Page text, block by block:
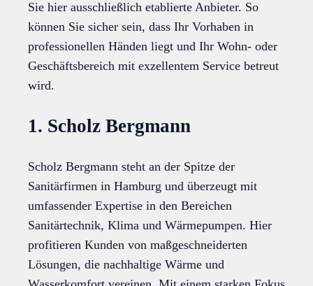
Sie hier ausschließlich etablierte Anbieter. So
können Sie sicher sein, dass Ihr Vorhaben in
professionellen Händen liegt und Ihr Wohn- oder
Geschäftsbereich mit exzellentem Service betreut
wird.
1. Scholz Bergmann
Scholz Bergmann steht an der Spitze der
Sanitärfirmen in Hamburg und überzeugt mit
umfassender Expertise in den Bereichen
Sanitärtechnik, Klima und Wärmepumpen. Hier
profitieren Kunden von maßgeschneiderten
Lösungen, die nachhaltige Wärme und